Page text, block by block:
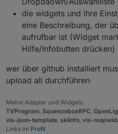
die widgets und ihre
eine Beschreibung, der
aufrufbar ist (Widget
Hilfe/Infobutten drücken)
wer über github installiert
upload all durchführen
Meine Adapter und Widgets
TVProgram, SqueezeboxRPC,
vis-json-template, skiinfo, vis-
Links im Profil